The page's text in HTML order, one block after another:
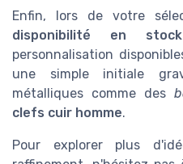
Enfin, lors de votre
disponibilité en stock
personnalisation
une simple initiale
métalliques comme des
clefs cuir homme.
Pour explorer plus